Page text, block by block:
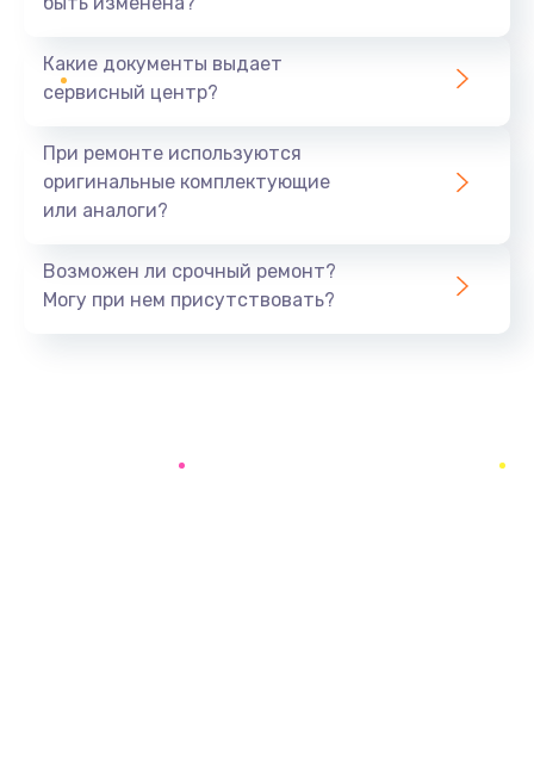
Ремонт южного моста
Замена батарейки BIOS
Заказать
Ремонт цепи питания
Какие документы выдает
сервисный центр?
При ремонте используются
оригинальные комплектующие
или аналоги?
Возможен ли срочный ремонт?
Могу при нем присутствовать?